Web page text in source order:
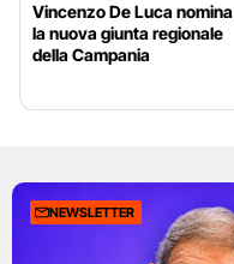
Vincenzo De Luca nomina
la nuova giunta regionale
della Campania
NEWSLETTER